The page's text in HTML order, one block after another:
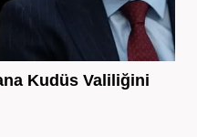
Kudüs Valiliğini